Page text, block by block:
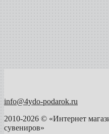
info@4ydo-podarok.ru
2010-2026 © «Интернет
сувениров»